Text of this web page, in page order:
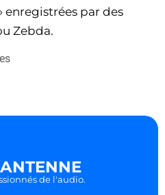
enregistrées par des
Zebda.
de l'audio.